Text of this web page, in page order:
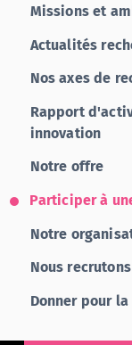
Missions et
Actualités
Nos axes de
Rapport
innovation
Notre offre
Participer à
Notre
Nous recrutons
Donner pour